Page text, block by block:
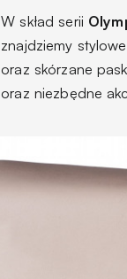
W skład serii
znajdziemy
oraz skórzane
oraz niezbędne